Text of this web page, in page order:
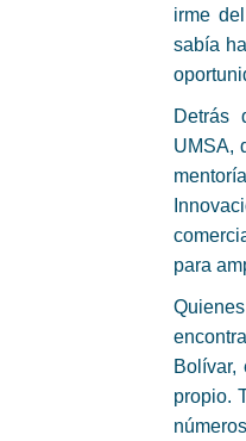
irme
sabía
Detrás
UMSA,
para
Bolívar,
propio.